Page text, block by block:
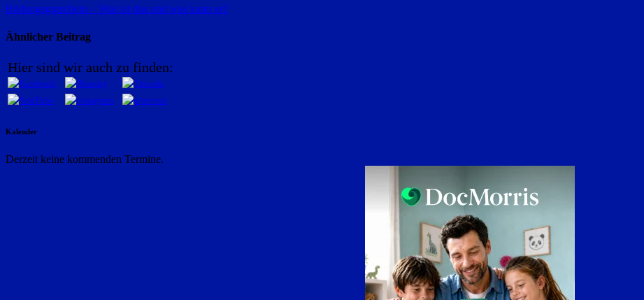
Beitragsnavigation
Bildungsgutschein – Was ist das und was kann er?
Ähnlicher Beitrag
Hier sind wir auch zu finden:
Kalender
Derzeit keine kommenden Termine.